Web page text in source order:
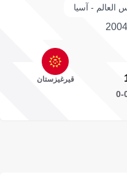
العالم - آسيا
قيرغيزستان
0-